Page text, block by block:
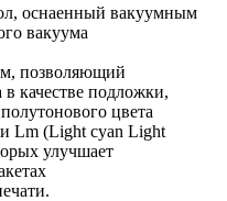
оснаенный вакуумным
вакуума
позволяющий
в качестве подложки,
цвета
Lm (Light cyan Light
улучшает